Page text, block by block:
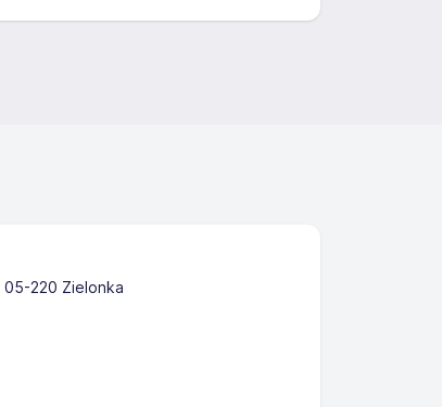
220 Zielonka